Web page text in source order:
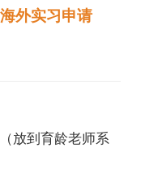
外实习申请
放到育龄老师系